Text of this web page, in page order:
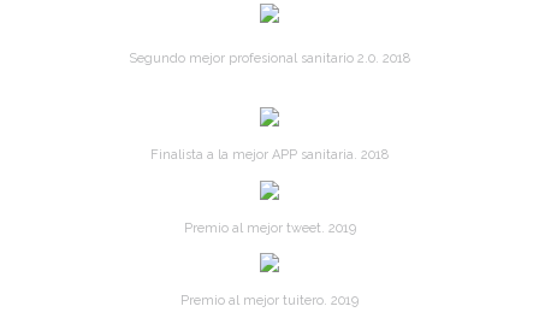
Segundo mejor profesional sanitario 2.0. 2018
Finalista a la mejor APP sanitaria. 2018
Premio al mejor tweet. 2019
Premio al mejor tuitero. 2019